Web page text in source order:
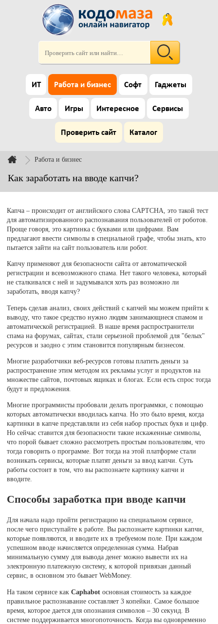
ИТ Работа и бизнес Софт Гаджеты
Авто Игры Интересное Сервисы
Проверить сайт Каталог
Работа и бизнес
Как заработать на вводе капчи?
Капча – происходит от английского слова CAPTCHA, это такой тест
для автоматизированного распознавания пользователей от роботов.
Проще говоря, это картинка с буквами или цифрами. Вам
предлагают ввести символы в специальной графе, чтобы знать, кто
пытается зайти на сайт пользователь или робот.
Капчу применяют для безопасности сайта от автоматической
регистрации и всевозможного спама. Нет такого человека, который
не сталкивался с ней и задумывался хоть раз возможно ли
заработать, вводя капчу?
Теперь сделав анализ, своих действий с капчей мы можем прийти к
выводу, что такое средство нужно людям занимающиеся спамом и
автоматической регистрацией. В наше время распространители
спама на форумах, сайтах, стали серьезной проблемой для "белых"
ресурсов и заодно с этим становится популярным бизнесом.
Многие разработчики веб-ресурсов готовы платить деньги за
распространение этим методом их рекламы услуг и продуктов на
множестве сайтов, почтовых ящиках и блогах. Если есть спрос тогда
будут и предложения.
Многие программисты пробовали делать программки, с помощью
которых автоматически вводилась капча. Но это было время, когда
картинки в капче представляли из себя набор простых букв и цифр.
Но сейчас ставится для безопасности такие искаженные символы,
что порой бывает сложно рассмотреть простым пользователям, что
тогда говорить о программе. Вот тогда на этой платформе стали
возникать сервисы, которые платят деньги за ввод капчи. Суть
работы состоит в том, что вы распознаете картинку капчи и
вводите.
Способы заработка при вводе капчи
Для начала надо пройти регистрацию на специальном сервисе,
после чего приступайте к работе. Вы распознаете картинки капчи,
которые появляются, и вводите их в требуемом поле. При каждом
успешном вводе начисляется определенная сумма. Набрав
минимальную сумму для вывода денег можно вывести их на
электронную платежную систему, к которой привязан данный
сервис, в основном это бывает WebMoney.
На таком сервисе какCaphabot основная стоимость за каждое
правильное распознавание составляет 3 копейки. Самое большое
время, которое дается для опознания символов – 30 секунд. В
системе поддерживается многопоточность. Когда вы одновременно